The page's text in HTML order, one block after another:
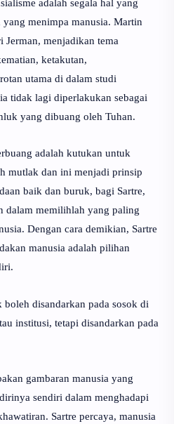
adalah segala hal yang
menimpa manusia. Martin
Jerman, menjadikan tema
ketakutan,
utama di dalam studi
tidak lagi diperlakukan sebagai
yang dibuang oleh Tuhan.
adalah kutukan untuk
mutlak dan ini menjadi prinsip
baik dan buruk, bagi Sartre,
dalam memilihlah yang paling
Dengan cara demikian, Sartre
manusia adalah pilihan
disandarkan pada sosok di
institusi, tetapi disandarkan pada
gambaran manusia yang
sendiri dalam menghadapi
. Sartre percaya, manusia